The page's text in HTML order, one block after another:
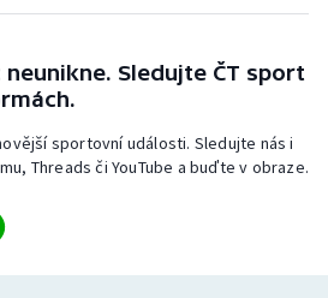
Sledujte ČT sport
sportovní události. Sledujte nás i
Threads či YouTube a buďte v obraze.